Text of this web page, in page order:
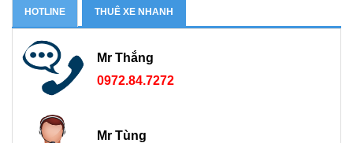
HOTLINE THUÊ XE NHANH
Mr Thắng
0972.84.7272
Mr Tùng